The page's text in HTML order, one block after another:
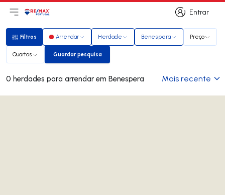
Entrar
Entrar
Abri menu principal
LogoIr para página inicial
Filtros
Filtros Arrendar Herdade Benespera Preço
Quartos Guardar pesquisa
Guardar pesquisa
0 herdades para arrendar em Benespera Mais recente